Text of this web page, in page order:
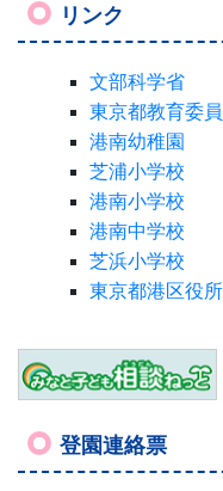
リンク
文部科学省
東京都教育委
港南幼稚園
芝浦小学校
港南小学校
港南中学校
芝浜小学校
東京都港区役所
登園連絡票